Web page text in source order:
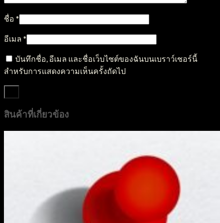
ชื่อ *
อีเมล *
บันทึกชื่อ, อีเมล และชื่อเว็บไซต์ของฉันบนเบราว์เซอร์นี้
สำหรับการแสดงความเห็นครั้งถัดไป
สินค้าที่เกี่ยวข้อง